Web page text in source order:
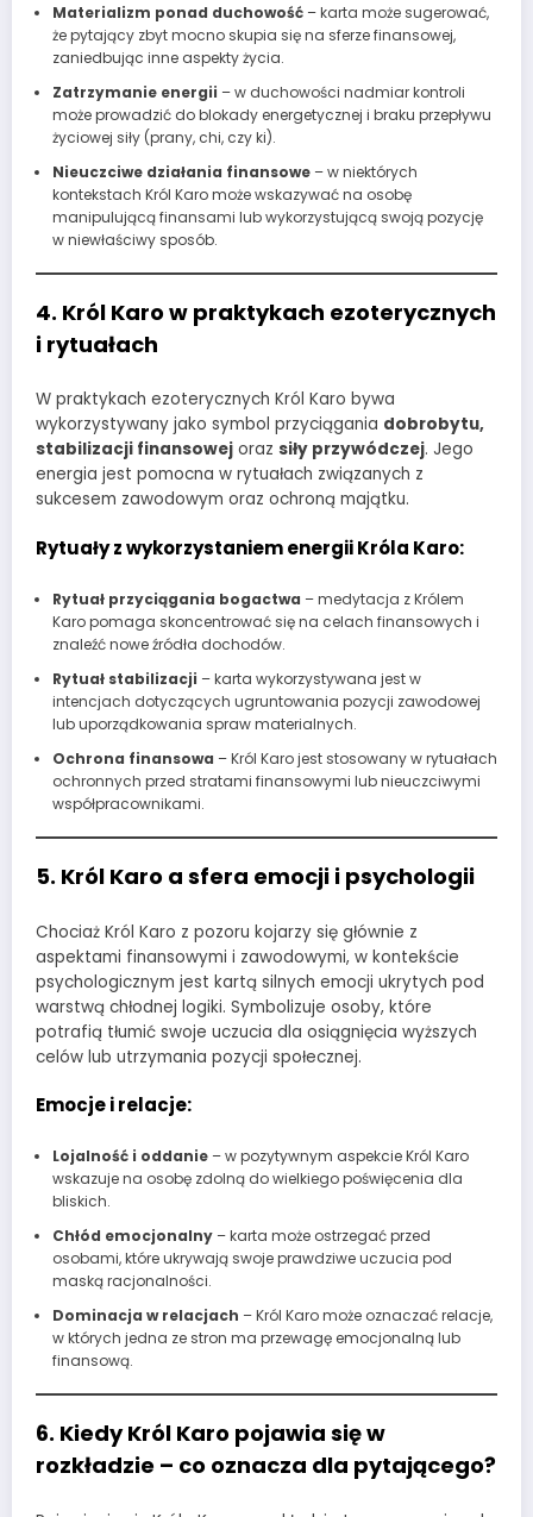
Materializm ponad duchowość– karta może sugerować,
że pytający zbyt mocno skupia się na sferze finansowej,
zaniedbując inne aspekty życia.
Zatrzymanie energii – w duchowości nadmiar kontroli
może prowadzić do blokady energetycznej i braku przepływu
życiowej siły (prany, chi, czy ki).
Nieuczciwe działania finansowe– w niektórych
kontekstach Król Karo może wskazywać na osobę
manipulującą finansami lub wykorzystującą swoją pozycję
w niewłaściwy sposób.
4. Król Karo w praktykach ezoterycznych
i rytuałach
W praktykach ezoterycznych Król Karo bywa
wykorzystywany jako symbol przyciągania dobrobytu,
stabilizacji finansowej oraz siły przywódczej. Jego
energia jest pomocna w rytuałach związanych z
sukcesem zawodowym oraz ochroną majątku.
Rytuały z wykorzystaniem energii Króla Karo:
Rytuał przyciągania bogactwa – medytacja z Królem
Karo pomaga skoncentrować się na celach finansowych i
znaleźć nowe źródła dochodów.
Rytuał stabilizacji – karta wykorzystywana jest w
intencjach dotyczących ugruntowania pozycji zawodowej
lub uporządkowania spraw materialnych.
Ochrona finansowa – Król Karo jest stosowany w rytuałach
ochronnych przed stratami finansowymi lub nieuczciwymi
współpracownikami.
5. Król Karo a sfera emocji i psychologii
Chociaż Król Karo z pozoru kojarzy się głównie z
aspektami finansowymi i zawodowymi, w kontekście
psychologicznym jest kartą silnych emocji ukrytych pod
warstwą chłodnej logiki. Symbolizuje osoby, które
potrafią tłumić swoje uczucia dla osiągnięcia wyższych
celów lub utrzymania pozycji społecznej.
Emocje i relacje:
Lojalność i oddanie– w pozytywnym aspekcie Król Karo
wskazuje na osobę zdolną do wielkiego poświęcenia dla
bliskich.
Chłód emocjonalny– karta może ostrzegać przed
osobami, które ukrywają swoje prawdziwe uczucia pod
maską racjonalności.
Dominacja w relacjach – Król Karo może oznaczać relacje,
w których jedna ze stron ma przewagę emocjonalną lub
finansową.
6. Kiedy Król Karo pojawia się w
rozkładzie – co oznacza dla pytającego?